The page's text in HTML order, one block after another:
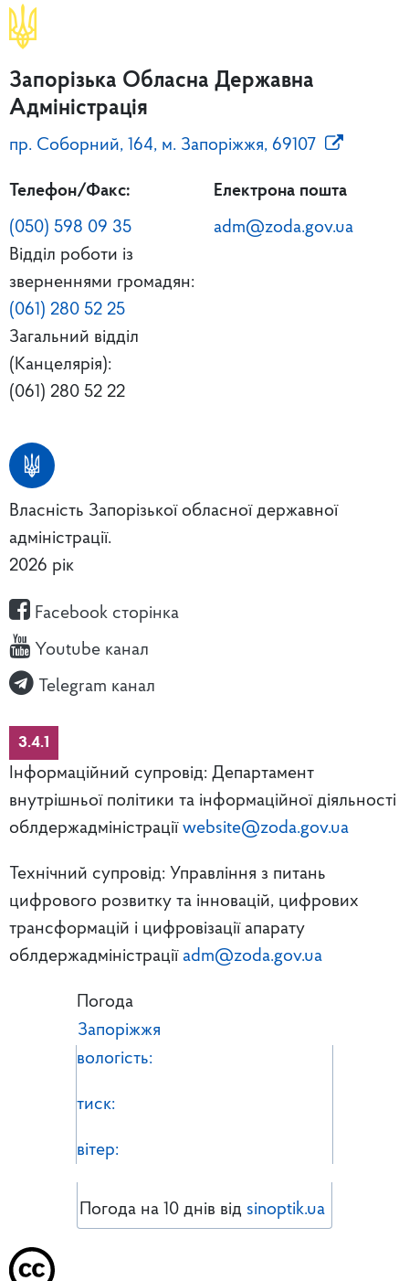
Запорізька Обласна Державна
Адміністрація
пр. Соборний, 164, м. Запоріжжя, 69107
Телефон/Факс:
(050) 598 09 35
Відділ роботи із
зверненнями громадян:
(061) 280 52 25
Загальний відділ
(Канцелярія):
(061) 280 52 22
Електрона пошта
adm@zoda.gov.ua
Власність Запорізької обласної державної
адміністрації.
2026 рік
Facebook сторінка
Youtube канал
Telegram канал
3.4.1
Інформаційний супровід: Департамент
внутрішньої політики та інформаційної діяльності
облдержадміністрації website@zoda.gov.ua
Технічний супровід: Управління з питань
цифрового розвитку та інновацій, цифрових
трансформацій і цифровізації апарату
облдержадміністрації adm@zoda.gov.ua
Погода
Запоріжжя
вологість:
тиск:
вітер:
Погода на 10 днів від sinoptik.ua